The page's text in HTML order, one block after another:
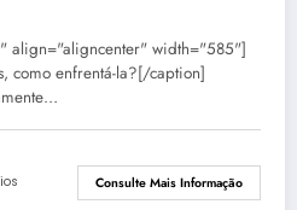
align="aligncenter" width="585"]
como enfrentá-la?[/caption]
Consulte Mais Informação